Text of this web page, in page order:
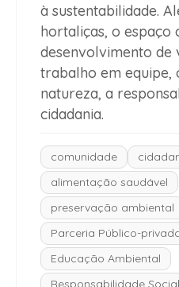
à sustentabilidade.
hortaliças, o
desenvolvimento de
trabalho em equipe,
natureza, a
cidadania.
comunidade
alimentação saudável
preservação ambiental
Parceria Público-
Educação Ambiental
Responsabilidade Social